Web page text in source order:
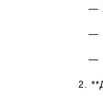
—
—
—
2.